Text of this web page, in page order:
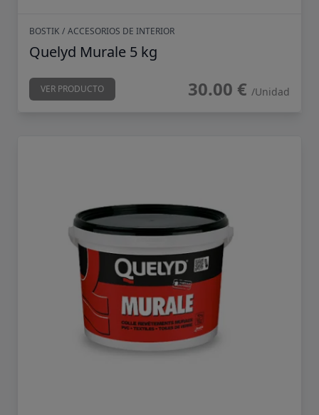
BOSTIK / ACCESORIOS DE INTERIOR
Quelyd Murale 5 kg
VER PRODUCTO 30.00 € /Unidad